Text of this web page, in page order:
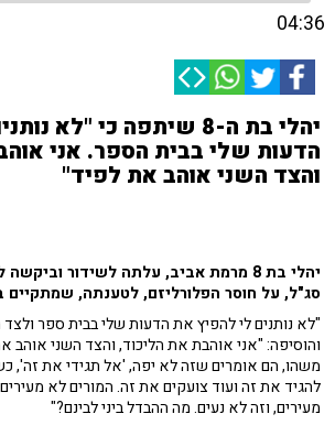
04:36
יהלי בת ה-8 שיתפה כי "לא
הדעות שלי בבית הספר. אני
והצד השני אוהב את לפיד"
יהלי בת 8 מרמת אביב, עלתה לשידור
סג"ל, על חוסר הפלורליזם, לטענתה,
"לא נותנים לי להפיץ את הדעות שלי בבית ספר ולצד
והוסיפה: "אני אוהבת את הליכוד, והצד השני אוהב
משהו, הם אומרים שזה לא יפה, 'אל תגידי את זה',
להגיד את זה ועוד צועקים את זה. המורים לא
מעירים, וזה לא נעים. מה ההבדל ביני לבינם?"